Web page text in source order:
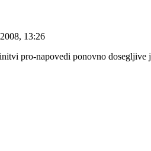
13:26
pro-napovedi ponovno dosegljive